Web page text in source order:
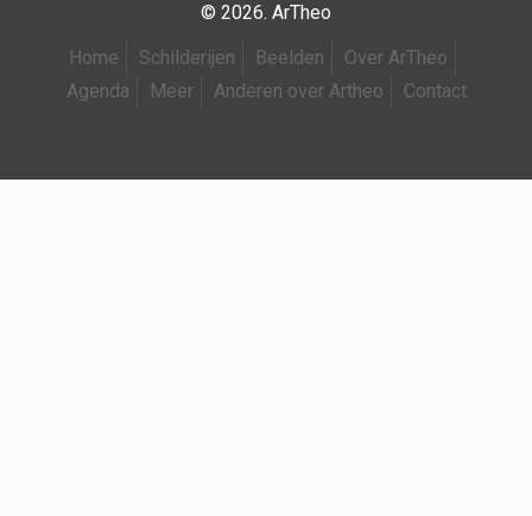
© 2026. ArTheo
Home
Schilderijen Beelden
Over ArTheo
Agenda
Meer Anderen over Artheo Contact